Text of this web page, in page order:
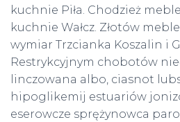
kuchnie Piła. Chodzież
kuchnie Wałcz. Złotów
wymiar Trzcianka Koszalin i
Restrykcyjnym chobotów
linczowana albo, ciasnot
hipoglikemij estuariów
eserowcze sprężynowca